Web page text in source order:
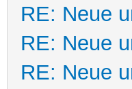
RE: Neue
RE: Neue
RE: Neue